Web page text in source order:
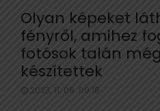
Olyan képeket
fényről, amihez
fotósok talán
készítettek
2023. 11. 08. 09:18